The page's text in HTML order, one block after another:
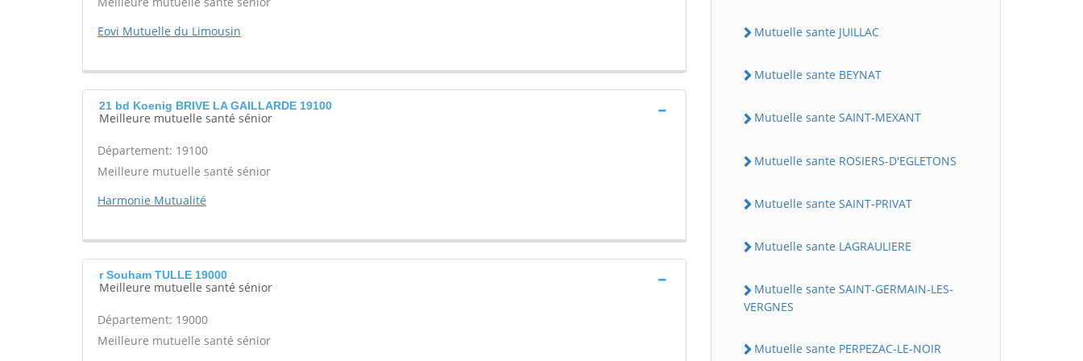
Eovi Mutuelle du Limousin
21 bd Koenig BRIVE LA GAILLARDE 19100
Meilleure mutuelle santé sénior
Département: 19100
Meilleure mutuelle santé sénior
Harmonie Mutualité
r Souham TULLE 19000
Meilleure mutuelle santé sénior
Département: 19000
Meilleure mutuelle santé sénior
Mutuelle sante JUILLAC
Mutuelle sante BEYNAT
Mutuelle sante SAINT-MEXANT
Mutuelle sante ROSIERS-D'EGLETONS
Mutuelle sante SAINT-PRIVAT
Mutuelle sante LAGRAULIERE
Mutuelle sante SAINT-GERMAIN-LES-
VERGNES
Mutuelle sante PERPEZAC-LE-NOIR